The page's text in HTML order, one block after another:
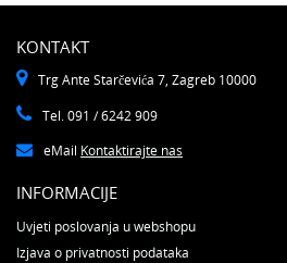
KONTAKT
Trg Ante Starčevića 7, Zagreb 10000
Tel. 091 / 6242 909
eMail Kontaktirajte nas
INFORMACIJE
Uvjeti poslovanja u webshopu
Izjava o privatnosti podataka